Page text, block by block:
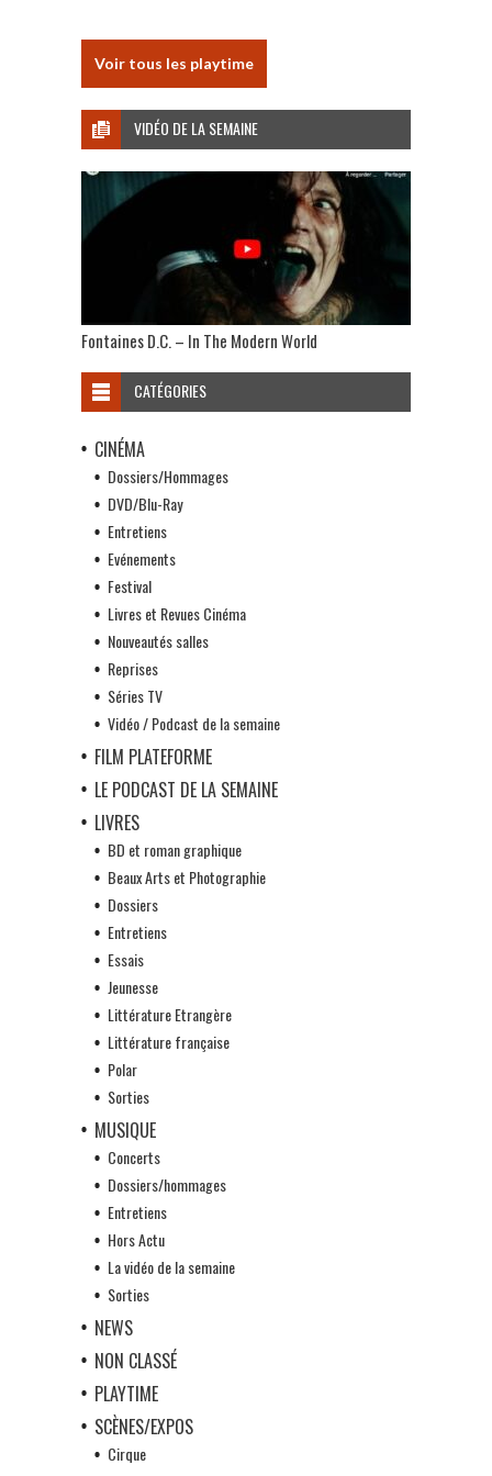
Voir tous les playtime
VIDÉO DE LA SEMAINE
Fontaines D.C. – In The Modern World
CATÉGORIES
CINÉMA
Dossiers/Hommages
DVD/Blu-Ray
Entretiens
Evénements
Festival
Livres et Revues Cinéma
Nouveautés salles
Reprises
Séries TV
Vidéo / Podcast de la semaine
FILM PLATEFORME
LE PODCAST DE LA SEMAINE
LIVRES
BD et roman graphique
Beaux Arts et Photographie
Dossiers
Entretiens
Essais
Jeunesse
Littérature Etrangère
Littérature française
Polar
Sorties
MUSIQUE
Concerts
Dossiers/hommages
Entretiens
Hors Actu
La vidéo de la semaine
Sorties
NEWS
NON CLASSÉ
PLAYTIME
SCÈNES/EXPOS
Cirque